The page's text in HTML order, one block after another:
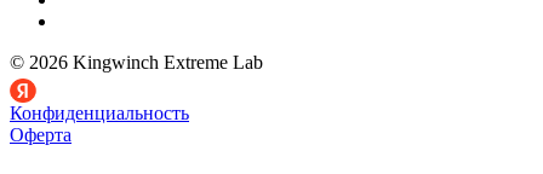
© 2026 Kingwinch Extreme Lab
Конфиденциальность
Оферта